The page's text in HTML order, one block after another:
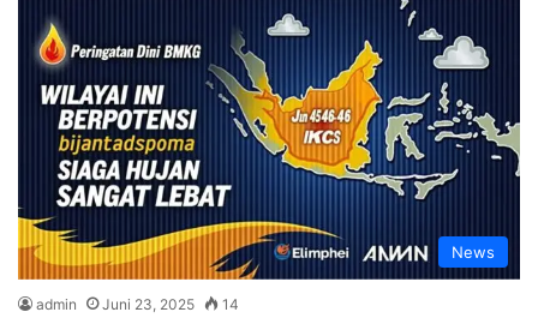
News
admin Juni 23, 2025 14